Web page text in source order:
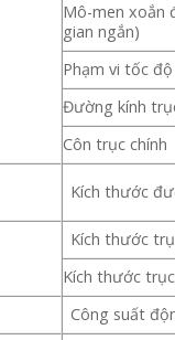
Mô-men xoắn
gian ngắn)
Phạm vi tốc độ
Đường kính
Côn trục chính
Kích thước
Kích thước
Kích thước
Công suất